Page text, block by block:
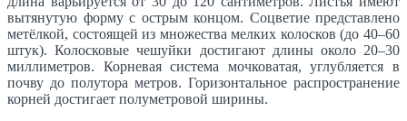
вытянутую форму с острым концом. Соцветие представлено
метёлкой, состоящей из множества мелких колосков (до 40–60
штук). Колосковые чешуйки достигают длины около 20–30
миллиметров. Корневая система мочковатая, углубляется в
почву до полутора метров. Горизонтальное распространение
корней достигает полуметровой ширины.